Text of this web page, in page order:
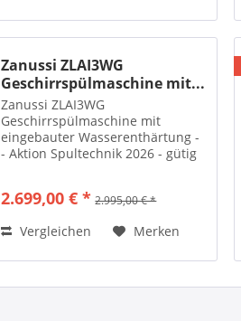
Zanussi ZLAI3WG
Geschirrspülmaschine mit...
Zanussi ZLAI3WG
Geschirrspülmaschine mit
eingebauter Wasserenthärtung -
- Aktion Spultechnik 2026 - gütig
2.699,00 € * 2.995,00 € *
Vergleichen Merken